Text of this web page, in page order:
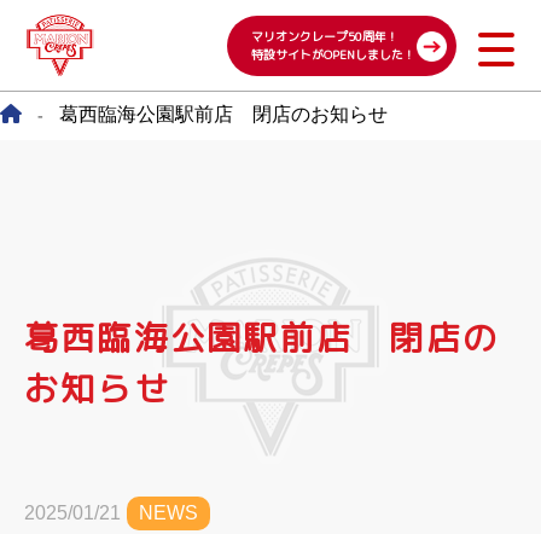
マリオンクレープ50周年！
特設サイトがOPENしました！
- 葛西臨海公園駅前店 閉店のお知らせ
葛西臨海公園駅前店 閉店の
お知らせ
2025/01/21 NEWS